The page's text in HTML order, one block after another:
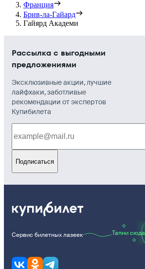
Франция
Брив-ла-Гайард
Гайярд Академи
Рассылка с выгодными
предложениями
Эксклюзивные акции, лучшие
лайфхаки, заботливые
рекомендации от экспертов
Купибилета
Подписаться
Сервис билетных лазеек Тапни сюда